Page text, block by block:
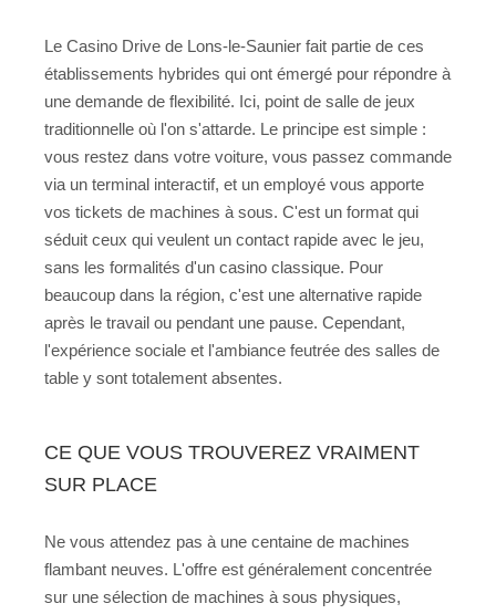
Le Casino Drive de Lons-le-Saunier fait partie de ces
établissements hybrides qui ont émergé pour répondre à
une demande de flexibilité. Ici, point de salle de jeux
traditionnelle où l'on s'attarde. Le principe est simple :
vous restez dans votre voiture, vous passez commande
via un terminal interactif, et un employé vous apporte
vos tickets de machines à sous. C'est un format qui
séduit ceux qui veulent un contact rapide avec le jeu,
sans les formalités d'un casino classique. Pour
beaucoup dans la région, c'est une alternative rapide
après le travail ou pendant une pause. Cependant,
l'expérience sociale et l'ambiance feutrée des salles de
table y sont totalement absentes.
CE QUE VOUS TROUVEREZ VRAIMENT
SUR PLACE
Ne vous attendez pas à une centaine de machines
flambant neuves. L'offre est généralement concentrée
sur une sélection de machines à sous physiques,